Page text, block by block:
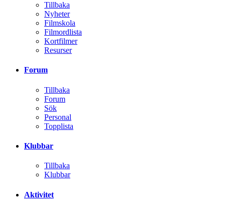
Tillbaka
Nyheter
Filmskola
Filmordlista
Kortfilmer
Resurser
Forum
Tillbaka
Forum
Sök
Personal
Topplista
Klubbar
Tillbaka
Klubbar
Aktivitet